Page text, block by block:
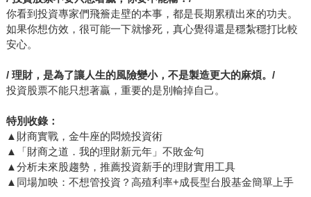
你看到投資專家們飛簷走壁的本事，都是長期累積出來的功夫。
如果你想仿效，很可能一下就慘死，真心覺得還是穩紮穩打比較
安心。
/ 理財，是為了讓人生的風險變小，不是製造更大的麻煩。/
投資股票不能只想著贏，重要的是別輸掉自己。
特別收錄：
▲財商實戰，金牛座的悶燒投資術
▲「財商之道．我的理財新元年」不敗金句
▲分析未來股趨勢，推薦投資新手的理財實用工具
▲同場加映：不想管投資？高殖利率+成長型台股基金簡單上手